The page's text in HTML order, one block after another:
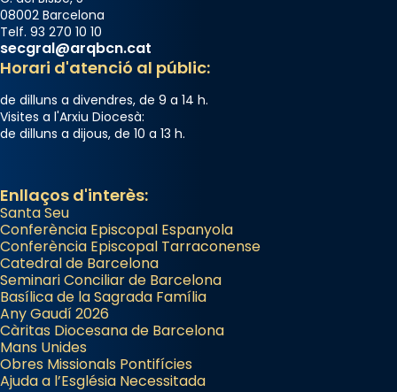
08002 Barcelona
Telf. 93 270 10 10
secgral@arqbcn.cat
Horari d'atenció al públic:
de dilluns a divendres, de 9 a 14 h.
Visites a l'Arxiu Diocesà:
de dilluns a dijous, de 10 a 13 h.
Enllaços d'interès:
Santa Seu
Conferència Episcopal Espanyola
Conferència Episcopal Tarraconense
Catedral de Barcelona
Seminari Conciliar de Barcelona
Basílica de la Sagrada Família
Any Gaudí 2026
Càritas Diocesana de Barcelona
Mans Unides
Obres Missionals Pontifícies
Ajuda a l’Església Necessitada